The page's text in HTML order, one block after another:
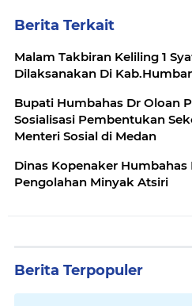
Berita Terkait
Malam Takbiran Keliling 1
Dilaksanakan Di
Bupati Humbahas Dr Oloan
Sosialisasi Pembentukan
Menteri Sosial di Medan
Dinas Kopenaker
Pengolahan Minyak Atsiri
Berita Terpopuler